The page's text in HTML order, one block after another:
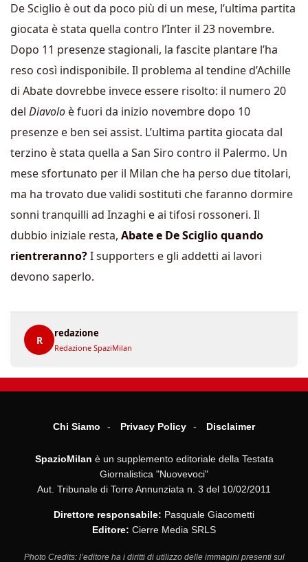
De Sciglio è out da poco più di un mese, l’ultima partita
giocata è stata quella contro l’Inter il 23 novembre.
Dopo 11 presenze stagionali, la fascite plantare l’ha
reso così indisponibile. Il problema al tendine d’Achille
di Abate dovrebbe invece essere risolto: il numero 20
del Diavolo è fuori da inizio novembre dopo 10
presenze e ben sei assist. L’ultima partita giocata dal
terzino è stata quella a San Siro contro il Palermo. Un
mese sfortunato per il Milan che ha perso due titolari,
ma ha trovato due validi sostituti che faranno dormire
sonni tranquilli ad Inzaghi e ai tifosi rossoneri. Il
dubbio iniziale resta, Abate e De Sciglio quando
rientreranno?I supporters e gli addetti ai lavori
devono saperlo.
R
redazione
Redazione SpaziMilan
Chi Siamo Privacy Policy Disclaimer
SpazioMilan è un supplemento editoriale della Testata
Giornalistica "Nuovevoci"
Aut. Tribunale di Torre Annunziata n. 3 del 10/02/2011
Direttore responsabile: Pasquale Giacometti
Editore: Cierre Media SRLS
Photo Credits: l’editore ha i diritti di utilizzo delle immagini presenti sul